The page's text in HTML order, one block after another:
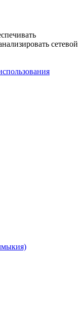
сетевой